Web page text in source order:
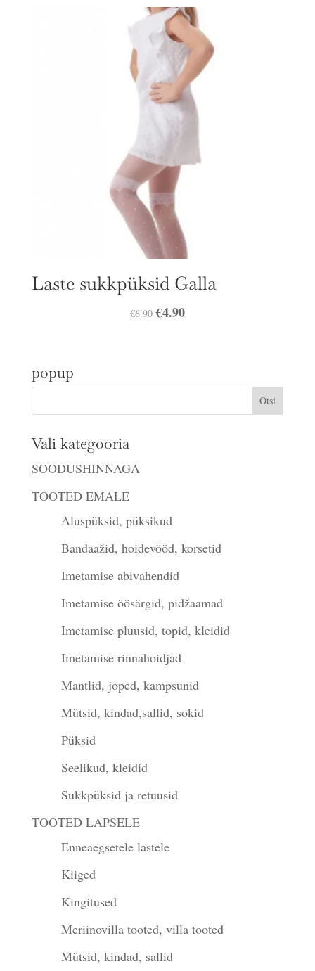
oli:
€35.00.
on:
€25.00.
Laste sukkpüksid Galla
€6.90 Algne
€4.90Praegune
popup
Vali kategooria
SOODUSHINNAGA
TOOTED EMALE
Aluspüksid, püksikud
Bandaažid, hoidevööd, korsetid
Imetamise abivahendid
Imetamise öösärgid, pidžaamad
Imetamise pluusid, topid, kleidid
Imetamise rinnahoidjad
Mantlid, joped, kampsunid
Mütsid, kindad,sallid, sokid
Püksid
Seelikud, kleidid
Sukkpüksid ja retuusid
TOOTED LAPSELE
Enneaegsetele lastele
Kiiged
Kingitused
Meriinovilla tooted, villa tooted
Mütsid, kindad, sallid